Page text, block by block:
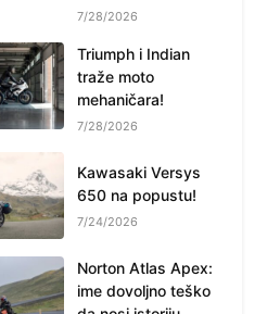
7/28/2026
Triumph i Indian
traže moto
mehaničara!
7/28/2026
Kawasaki Versys
650 na popustu!
7/24/2026
Norton Atlas Apex:
ime dovoljno teško